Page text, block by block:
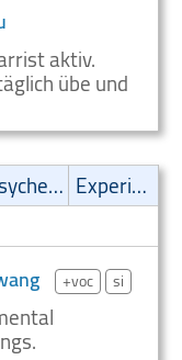
aktiv.
übe und
Psychedelic
Experimental
+voc si